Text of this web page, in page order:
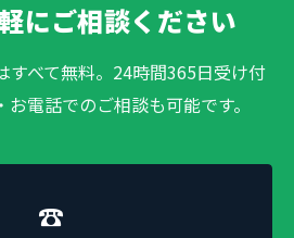
にご相談ください
すべて無料。24時間365日受け付
電話でのご相談も可能です。
☎